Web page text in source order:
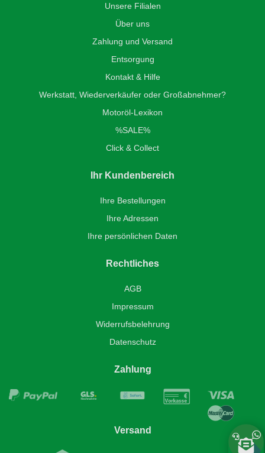
Unsere Filialen
Über uns
Zahlung und Versand
Entsorgung
Kontakt & Hilfe
Werkstatt, Wiederverkäufer oder Großabnehmer?
Motoröl-Lexikon
%SALE%
Click & Collect
Ihr Kundenbereich
Ihre Bestellungen
Ihre Adressen
Ihre persönlichen Daten
Rechtliches
AGB
Impressum
Widerrufsbelehrung
Datenschutz
Zahlung
Versand